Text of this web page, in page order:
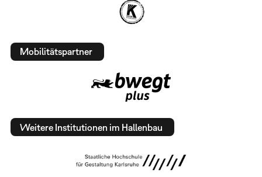
Mobilitätspartner
Weitere Institutionen im Hallenbau